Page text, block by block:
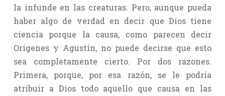
la infunde en las creaturas. Pero, aunque pueda
haber algo de verdad en decir que Dios tiene
ciencia porque la causa, como parecen decir
Orígenes y Agustín, no puede decirse que esto
sea completamente cierto. Por dos razones.
Primera, porque, por esa razón, se le podría
atribuir a Dios todo aquello que causa en las